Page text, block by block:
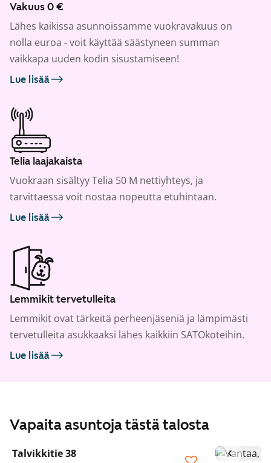
Vakuus 0 €
Lähes kaikissa asunnoissamme vuokravakuus on
nolla euroa - voit käyttää säästyneen summan
vaikkapa uuden kodin sisustamiseen!
Lue lisää
Telia laajakaista
Vuokraan sisältyy Telia 50 M nettiyhteys, ja
tarvittaessa voit nostaa nopeutta etuhintaan.
Lue lisää
Lemmikit tervetulleita
Lemmikit ovat tärkeitä perheenjäseniä ja lämpimästi
tervetulleita asukkaaksi lähes kaikkiin SATOkoteihin.
Lue lisää
Vapaita asuntoja tästä talosta
/30
Talvikkitie 38